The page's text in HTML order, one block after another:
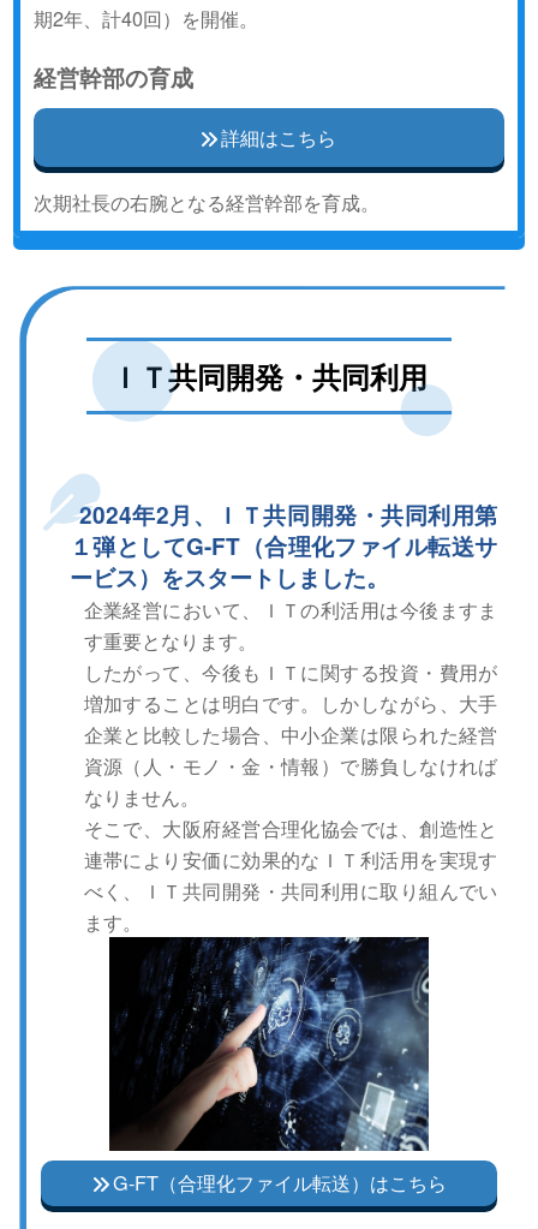
期2年、計40回）を開催。
経営幹部の育成
詳細はこちら
次期社長の右腕となる経営幹部を育成。
ＩＴ共同開発・共同利用
2024年2月、ＩＴ共同開発・共同利用第
１弾としてG-FT（合理化ファイル転送サ
ービス）をスタートしました。
企業経営において、ＩＴの利活用は今後ますま
す重要となります。
したがって、今後もＩＴに関する投資・費用が
増加することは明白です。しかしながら、大手
企業と比較した場合、中小企業は限られた経営
資源（人・モノ・金・情報）で勝負しなければ
なりません。
そこで、大阪府経営合理化協会では、創造性と
連帯により安価に効果的なＩＴ利活用を実現す
べく、ＩＴ共同開発・共同利用に取り組んでい
ます。
G-FT（合理化ファイル転送）はこちら